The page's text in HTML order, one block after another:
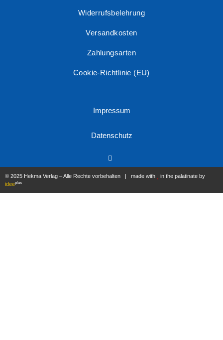
Widerrufsbelehrung
Versandkosten
Zahlungsarten
Cookie-Richtlinie (EU)
Impressum
Datenschutz
© 2025 Hekma Verlag – Alle Rechte vorbehalten | made with
in the palatinate by
ideeplus